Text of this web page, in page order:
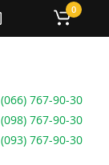
(066) 767-90-30
(098) 767-90-30
(093) 767-90-30
0